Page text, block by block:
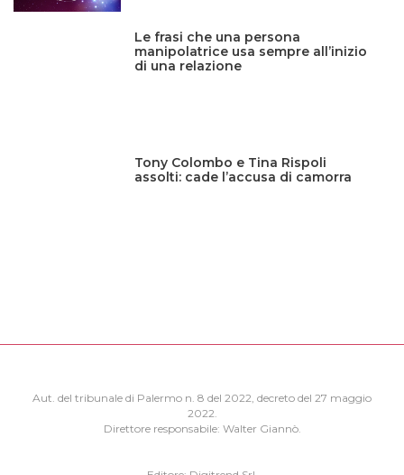
Le frasi che una persona
manipolatrice usa sempre all’inizio
di una relazione
Tony Colombo e Tina Rispoli
assolti: cade l’accusa di camorra
Aut. del tribunale di Palermo n. 8 del 2022, decreto del 27 maggio
2022.
Direttore responsabile: Walter Giannò.